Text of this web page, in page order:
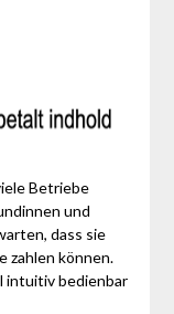
Betriebe
und
dass sie
zahlen können.
intuitiv bedienbar